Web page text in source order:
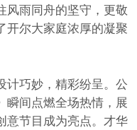
风雨同舟的坚守，更敬
开尔大家庭浓厚的凝聚
计巧妙，精彩纷呈。公
瞬间点燃全场热情，展
意节目成为亮点。才华